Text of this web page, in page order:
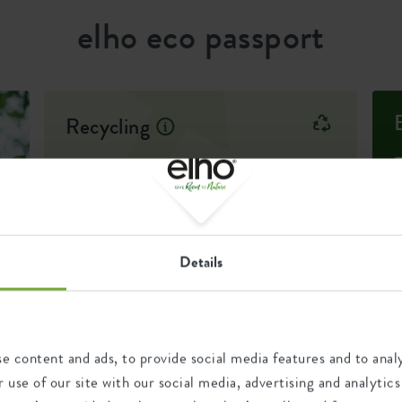
Details
content and ads, to provide social media features and to
of our site with our social media, advertising and
matchningen till den
elho eco passport
Recycling
This product is comprised of
and 0% post-industrial waste.